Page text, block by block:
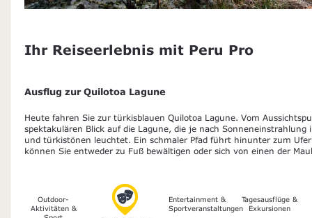
Ihr Reiseerlebnis mit Peru Pro
Ausflug zur Quilotoa Lagune
Heute fahren Sie zur türkisblauen Quilotoa Lagune. Vom
spektakulären Blick auf die Lagune, die je nach Sonneneinstrahlung
und türkistönen leuchtet. Ein schmaler Pfad führt hinunter zum Ufer
können Sie entweder zu Fuß bewältigen oder sich von einen der
Outdoor-
Aktivitäten &
Entertainment &
Sportveranstaltungen
Tagesausflüge &
Exkursionen